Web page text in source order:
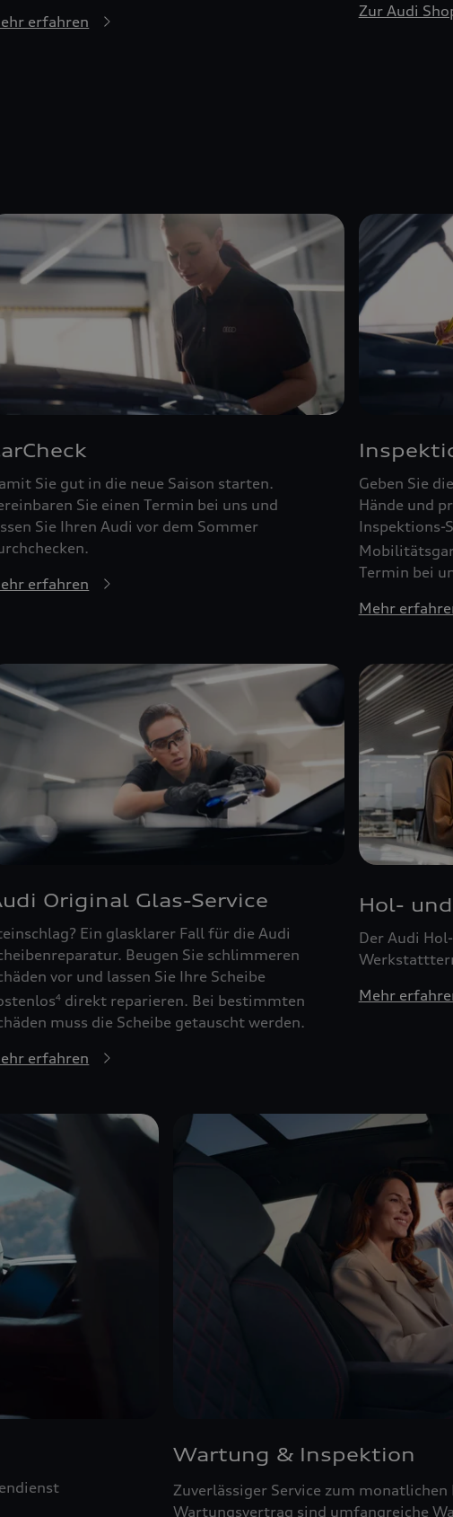
erfahren
Zur Audi
Sie gut in die neue Saison starten.
Sie einen Termin bei uns und
Sie Ihren Audi vor dem Sommer
erfahren
Geben Sie
Hände und
Inspektions-
Termin bei
Mehr
Original Glas-Service
Ein glasklarer Fall für die Audi
Beugen Sie schlimmeren
vor und lassen Sie Ihre Scheibe
4 direkt reparieren. Bei bestimmten
muss die Scheibe getauscht werden.
erfahren
Hol-
Der Audi
Mehr
Wartung & Inspektion
Zuverlässiger Service zum monatlichen
Wartungsvertrag sind umfangreiche